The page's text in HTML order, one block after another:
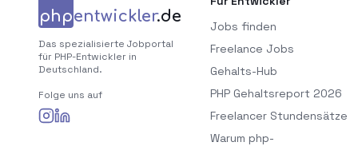
phpentwickler.de
Das spezialisierte Jobportal
für PHP-Entwickler in
Deutschland.
Folge uns auf
Jobs finden
Freelance Jobs
Gehalts-Hub
PHP Gehaltsreport 2026
Freelancer Stundensätze
Warum php-